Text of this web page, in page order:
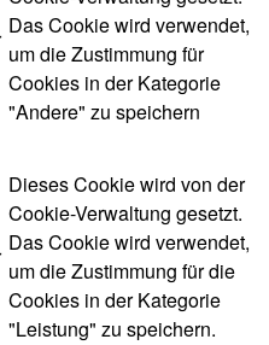
Das Cookie wird verwendet,
um die Zustimmung für
Cookies in der Kategorie
"Andere" zu speichern
Dieses Cookie wird von der
Cookie-Verwaltung gesetzt.
Das Cookie wird verwendet,
um die Zustimmung für die
Cookies in der Kategorie
"Leistung" zu speichern.